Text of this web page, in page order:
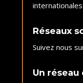
Réseaux
Suivez nous
Un